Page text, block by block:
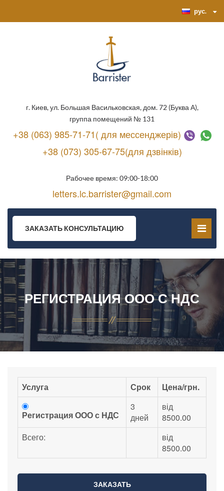
рус.
г. Киев, ул. Большая Васильковская, дом. 72 (Буква А),
группа помещений № 131
+38 (063) 985-71-71( для мессенджерів)
+38 (073) 305-67-75(для дзвінків)
Рабочее время: 09:00-18:00
letters.lc.barrister@gmail.com
ЗАКАЗАТЬ КОНСУЛЬТАЦИЮ
РЕГИСТРАЦИЯ ООО С НДС
Услуга Срок Цена/грн.
Регистрация ООО с НДС
3
дней
від
8500.00
Всего:
від
8500.00